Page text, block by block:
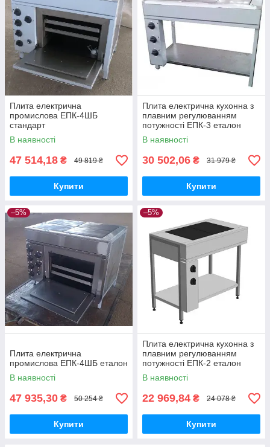
Плита електрична
промислова ЕПК-4ШБ
стандарт
В наявності
47 514,18 ₴ 49 819 ₴
Купити
Плита електрична кухонна з
плавним регулюванням
потужності ЕПК-3 еталон
В наявності
30 502,06 ₴ 31 979 ₴
Купити
–5%
Плита електрична
промислова ЕПК-4ШБ еталон
В наявності
47 935,30 ₴ 50 254 ₴
Купити
–5%
Плита електрична кухонна з
плавним регулюванням
потужності ЕПК-2 еталон
В наявності
22 969,84 ₴ 24 078 ₴
Купити